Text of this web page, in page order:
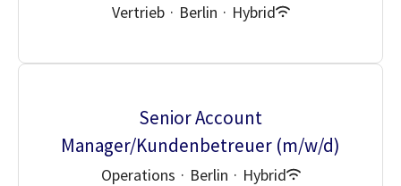
Vertrieb · Berlin · Hybrid
Senior Account
Manager/Kundenbetreuer (m/w/d)
Operations · Berlin · Hybrid